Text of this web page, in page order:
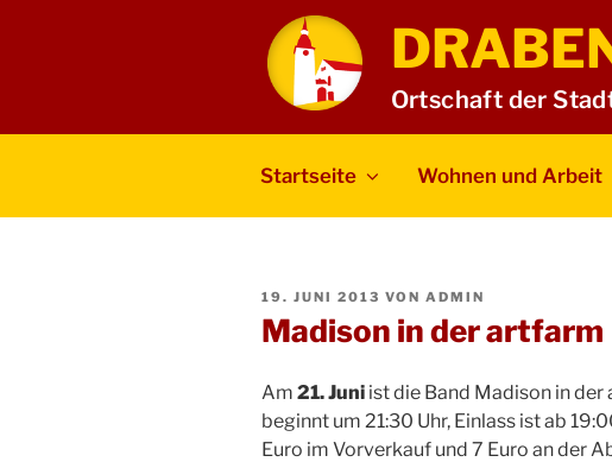
Ortschaft der
Startseite Wohnen und Arbeit
VERÖFFENTLICHT
19. JUNI 2013 VON ADMIN
Madison in der artfarm
Am 21. Juni ist die Band Madison in der
beginnt um 21:30 Uhr, Einlass ist ab
Euro im Vorverkauf und 7 Euro an der